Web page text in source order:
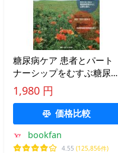
糖尿病ケア 患者とパート
ナーシップをむすぶ糖尿病
療養援助 Vol.11No.9(2014-
9)
1,980 円
価格比較
bookfan
4.55 (125,856件)